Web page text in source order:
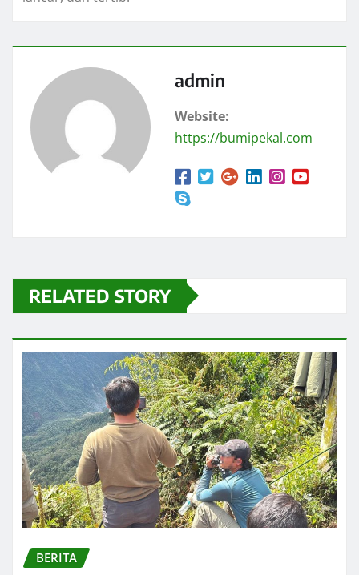
admin
Website:
https://bumipekal.com
RELATED STORY
BERITA